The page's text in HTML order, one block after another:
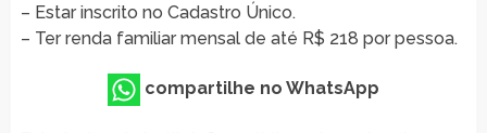
– Estar inscrito no Cadastro Único.
– Ter renda familiar mensal de até R$ 218 por pessoa.
compartilhe no WhatsApp